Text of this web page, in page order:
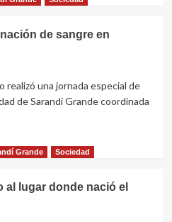
de sangre en
realizó una jornada especial de
de Sarandí Grande coordinada
Grande Sociedad
lugar donde nació el